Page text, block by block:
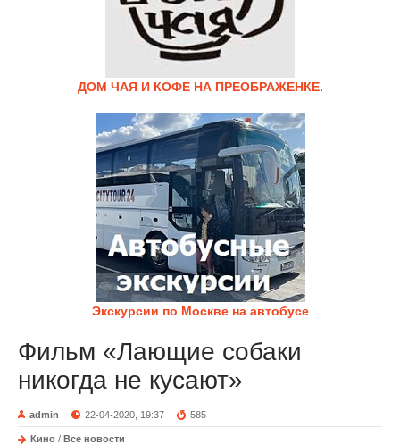
ДОМ ЧАЯ И КОФЕ НА ПРЕОБРАЖЕНКЕ.
Экскурсии по Москве на автобусе
Фильм «Лающие собаки
никогда не кусают»
admin 22-04-2020, 19:37 585
Кино / Все новости